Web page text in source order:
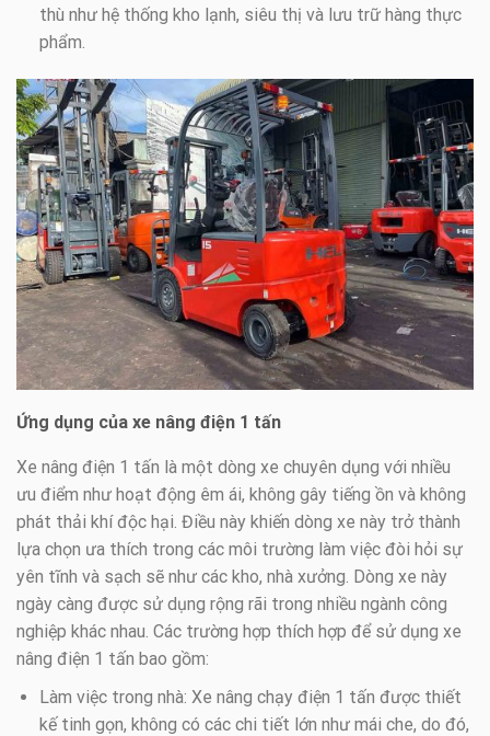
thù như hệ thống kho lạnh, siêu thị và lưu trữ hàng thực
phẩm.
Ứng dụng của xe nâng điện 1 tấn
Xe nâng điện 1 tấn là một dòng xe chuyên dụng với nhiều
ưu điểm như hoạt động êm ái, không gây tiếng ồn và không
phát thải khí độc hại. Điều này khiến dòng xe này trở thành
lựa chọn ưa thích trong các môi trường làm việc đòi hỏi sự
yên tĩnh và sạch sẽ như các kho, nhà xưởng. Dòng xe này
ngày càng được sử dụng rộng rãi trong nhiều ngành công
nghiệp khác nhau. Các trường hợp thích hợp để sử dụng xe
nâng điện 1 tấn bao gồm:
Làm việc trong nhà: Xe nâng chạy điện 1 tấn được thiết
kế tinh gọn, không có các chi tiết lớn như mái che, do đó,